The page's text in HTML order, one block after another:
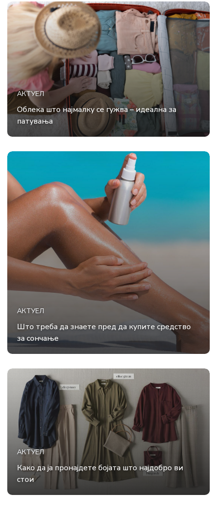
АКТУЕЛ
Облека што најмалку се гужва – идеална за
патувања
АКТУЕЛ
Што треба да знаете пред да купите средство
за сончање
АКТУЕЛ
Како да ја пронајдете бојата што најдобро ви
стои